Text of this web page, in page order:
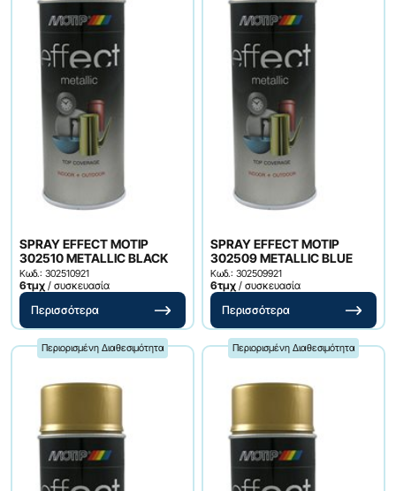
SPRAY EFFECT MOTIP
302510 METALLIC BLACK
Κωδ.: 302510921
6τμχ / συσκευασία
Περισσότερα
SPRAY EFFECT MOTIP
302509 METALLIC BLUE
Κωδ.: 302509921
6τμχ / συσκευασία
Περισσότερα
Περιορισμένη Διαθεσιμότητα Περιορισμένη Διαθεσιμότητα